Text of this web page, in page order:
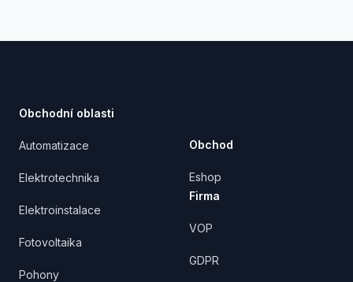
Obchodní oblasti
Automatizace
Elektrotechnika
Elektroinstalace
Fotovoltaika
Pohony
Obchod
Eshop
Firma
VOP
GDPR